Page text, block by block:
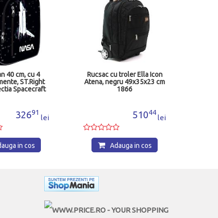
40 cm, cu 4
ST.Right
Spacecraft
32691
lei
in cos
Rucsac cu troler Ella Icon
Atena, negru 49x35x23 cm
1866
51044
lei
Adauga in cos